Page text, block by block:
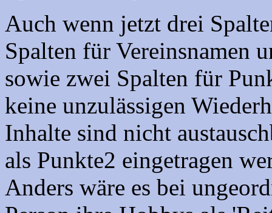
Auch wenn jetzt drei
Spalten für Vereinsnamen
sowie zwei Spalten für
keine unzulässigen
Inhalte sind nicht
als Punkte2 eingetragen
Anders wäre es bei